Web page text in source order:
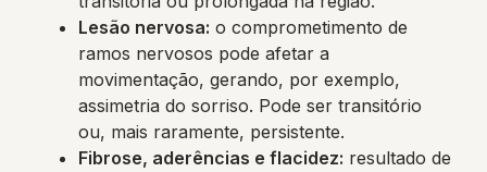
Lesão nervosa: o comprometimento de
ramos nervosos pode afetar a
movimentação, gerando, por exemplo,
assimetria do sorriso. Pode ser transitório
ou, mais raramente, persistente.
Fibrose, aderências e flacidez: resultado de